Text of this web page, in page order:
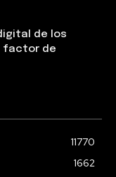
de los
factor de
11770
1662